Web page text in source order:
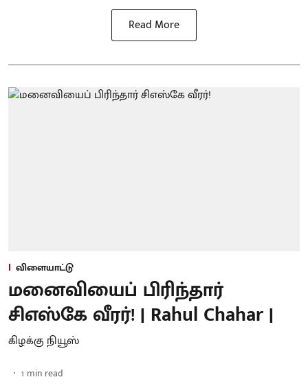
Read More
விளையாட்டு
மனைவியைப் பிரிந்தார்
சிஎஸ்கே வீரர்! | Rahul Chahar |
கிழக்கு நியூஸ்
1 min read